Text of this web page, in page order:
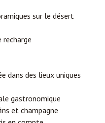
sur le désert
dans des lieux uniques
gastronomique
et champagne